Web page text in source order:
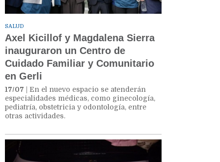
SALUD
Axel Kicillof y Magdalena Sierra
inauguraron un Centro de
Cuidado Familiar y Comunitario
en Gerli
17/07 | En el nuevo espacio se atenderán
especialidades médicas, como ginecología,
pediatría, obstetricia y odontología, entre
otras actividades.